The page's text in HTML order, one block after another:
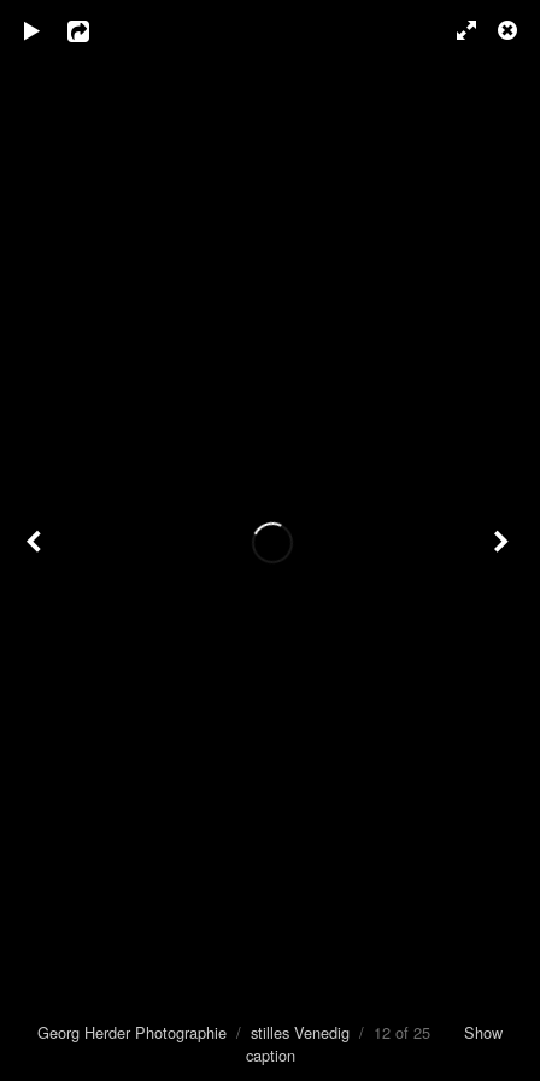
Georg Herder Photographie / stilles Venedig / 12 of 25 Show
caption